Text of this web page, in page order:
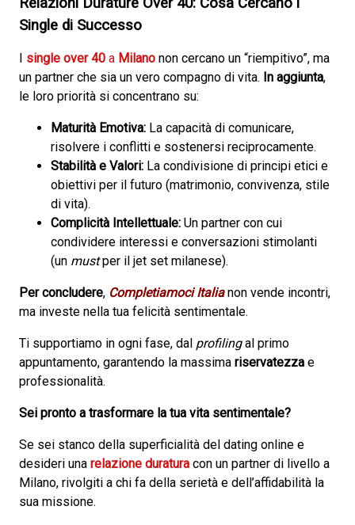
Single di Successo
I single over 40 a Milano non cercano un “riempitivo”, ma
un partner che sia un vero compagno di vita. In aggiunta,
le loro priorità si concentrano su:
Maturità Emotiva: La capacità di comunicare,
risolvere i conflitti e sostenersi reciprocamente.
Stabilità e Valori: La condivisione di principi etici e
obiettivi per il futuro (matrimonio, convivenza, stile
di vita).
Complicità Intellettuale: Un partner con cui
condividere interessi e conversazioni stimolanti
(un mustper il jet set milanese).
Per concludere, Completiamoci Italianon vende incontri,
ma investe nella tua felicità sentimentale.
Ti supportiamo in ogni fase, dal profilingal primo
appuntamento, garantendo la massima riservatezza e
professionalità.
Sei pronto a trasformare la tua vita sentimentale?
Se sei stanco della superficialità del dating online e
desideri una relazione duratura con un partner di livello a
Milano, rivolgiti a chi fa della serietà e dell’affidabilità la
sua missione.